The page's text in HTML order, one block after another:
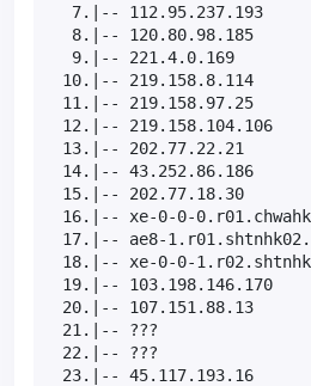
7.|-- 112.95.237.193
8.|-- 120.80.98.185
9.|-- 221.4.0.169
10.|-- 219.158.8.114
11.|-- 219.158.97.25
12.|--
13.|-- 202.77.22.21
14.|-- 43.252.86.186
15.|-- 202.77.18.30
16.|-- xe-0-0-
17.|-- ae8-
18.|-- xe-0-0-
19.|--
20.|-- 107.151.88.13
21.|-- ???
22.|-- ???
23.|-- 45.117.193.16